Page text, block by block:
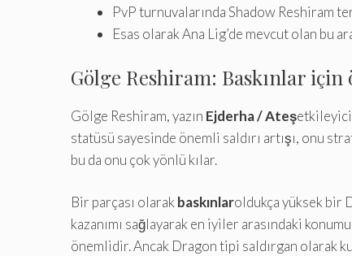
PvP turnuvalarında Shadow Reshiram
Esas olarak Ana Lig’de mevcut olan bu
Gölge Reshiram: Baskınlar
Gölge Reshiram, yazın Ejderha / Ateşetkileyici
statüsü sayesinde önemli saldırı artışı, onu
bu da onu çok yönlü kılar.
Bir parçası olarakbaskınlaroldukça yüksek bir
kazanımı sağlayarak en iyiler arasındaki
önemlidir. Ancak Dragon tipi saldırgan olarak